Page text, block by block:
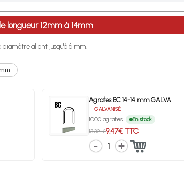
métropolitaine dès l'achat de 4 sachets ou boîtes
longueur 12mm à 14mm
allant jusqu'à 6 mm.
Agrafes BC 14-14 mm GALVA
GALVANISÉ
1000 agrafes En stock
13.32 €9.47€ TTC
1